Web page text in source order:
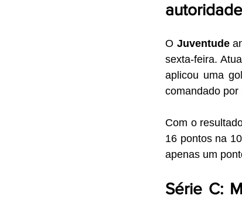
autoridade
O Juventude
sexta-feira.
aplicou uma
comandado
Com o
16 pontos na
apenas um
Série C: